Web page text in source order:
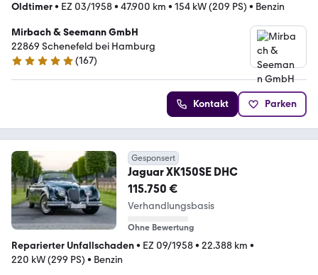
Oldtimer• EZ 03/1958• 47.900 km • 154 kW (209 PS) • Benzin
Mirbach & Seemann GmbH
22869 Schenefeld bei Hamburg
4.8 Sterne
(167)
Kontakt Parken
Gesponsert
Jaguar XK150SE DHC
115.750 €
Verhandlungsbasis
Ohne Bewertung
Reparierter Unfallschaden• EZ 09/1958• 22.388 km •
220 kW (299 PS) • Benzin